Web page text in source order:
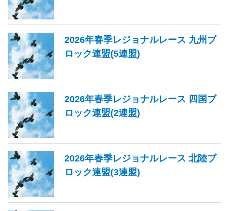
2026年春季レジョナルレース 九州ブ
ロック連盟(5連盟)
2026年春季レジョナルレース 四国ブ
ロック連盟(2連盟)
2026年春季レジョナルレース 北陸ブ
ロック連盟(3連盟)